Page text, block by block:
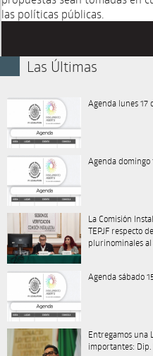
las políticas públicas.
Las Últimas
Agenda lunes 17
Agenda domingo
La Comisión
TEPJF respecto
plurinominales al
Agenda sábado
Entregamos una
importantes: